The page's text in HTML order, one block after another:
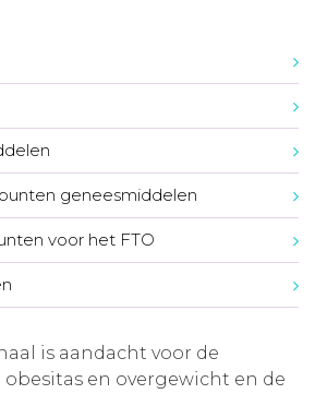
geneesmiddelen
voor het FTO
is aandacht voor de
en overgewicht en de